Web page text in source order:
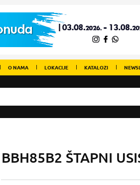
O NAMA LOKACIJE KATALOZI
BBH85B2 ŠTAPNI